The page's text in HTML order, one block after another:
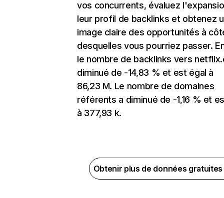
vos concurrents, évaluez
leur profil de backlinks et obtenez
image claire des opportunités à
desquelles vous pourriez passer.
le nombre de backlinks vers
diminué de -14,83 % et est égal à
86,23 M. Le nombre de domaines
référents a diminué de -1,16 % et
à 377,93 k.
Obtenir plus de données